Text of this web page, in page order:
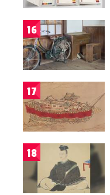
16
17
18